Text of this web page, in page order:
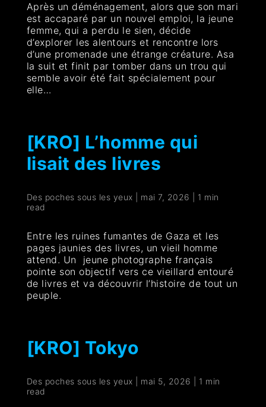
Après un déménagement, alors que son mari
est accaparé par un nouvel emploi, la jeune
femme, qui a perdu le sien, décide
d’explorer les alentours et rencontre lors
d’une promenade une étrange créature. Asa
la suit et finit par tomber dans un trou qui
semble avoir été fait spécialement pour
elle…
[KRO] L’homme qui
lisait des livres
Des poches sous les yeux mai 7, 2026
1 min
read
Entre les ruines fumantes de Gaza et les
pages jaunies des livres, un vieil homme
attend. Un jeune photographe français
pointe son objectif vers ce vieillard entouré
de livres et va découvrir l’histoire de tout un
peuple.
[KRO] Tokyo
Des poches sous les yeux mai 5, 2026
1 min
read